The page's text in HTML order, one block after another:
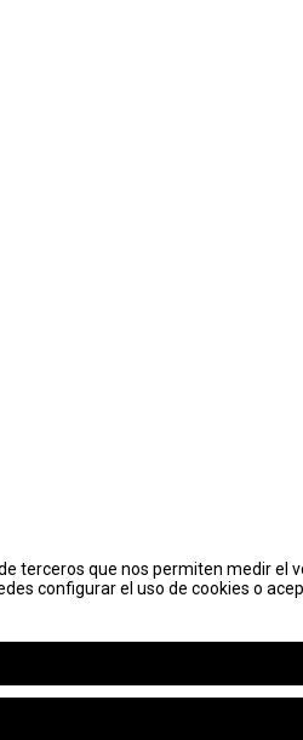
terceros que nos permiten medir el
configurar el uso de cookies o